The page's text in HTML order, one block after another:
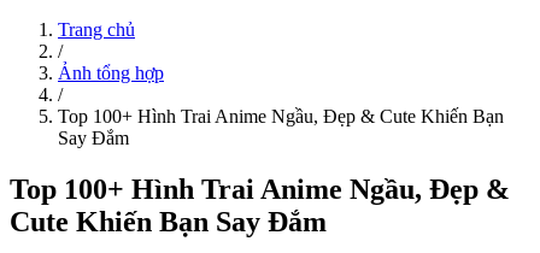
Trang chủ
/
Ảnh tổng hợp
/
Top 100+ Hình Trai Anime Ngầu, Đẹp & Cute Khiến Bạn
Say Đắm
Top 100+ Hình Trai Anime Ngầu, Đẹp &
Cute Khiến Bạn Say Đắm